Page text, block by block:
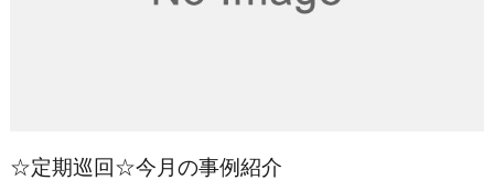
☆定期巡回☆今月の事例紹介